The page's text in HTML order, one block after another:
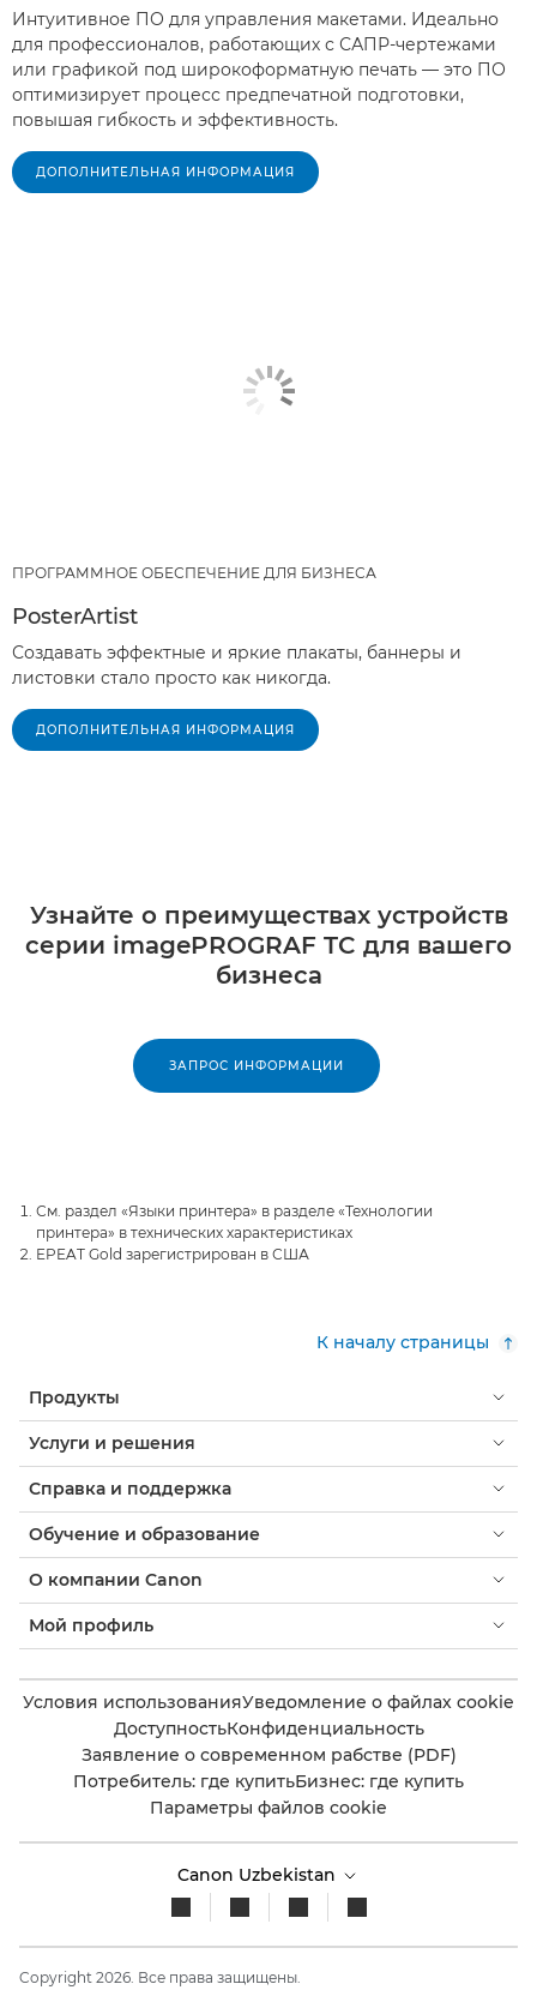
Интуитивное ПО для управления макетами. Идеально
для профессионалов, работающих с САПР-чертежами
или графикой под широкоформатную печать — это ПО
оптимизирует процесс предпечатной подготовки,
повышая гибкость и эффективность.
ДОПОЛНИТЕЛЬНАЯ ИНФОРМАЦИЯ
ПРОГРАММНОЕ ОБЕСПЕЧЕНИЕ ДЛЯ БИЗНЕСА
PosterArtist
Создавать эффектные и яркие плакаты, баннеры и
листовки стало просто как никогда.
ДОПОЛНИТЕЛЬНАЯ ИНФОРМАЦИЯ
Узнайте о преимуществах устройств
серии imagePROGRAF TC для вашего
бизнеса
ЗАПРОС ИНФОРМАЦИИ
См. раздел «Языки принтера» в разделе «Технологии
принтера» в технических характеристиках
EPEAT Gold зарегистрирован в США
К началу страницы
Продукты
Услуги и решения
Справка и поддержка
Обучение и образование
О компании Canon
Мой профиль
Условия использованияУведомление о файлах cookie
ДоступностьКонфиденциальность
Заявление о современном рабстве (PDF)
Потребитель: где купитьБизнес: где купить
Параметры файлов cookie
Canon Uzbekistan
Copyright 2026. Все права защищены.